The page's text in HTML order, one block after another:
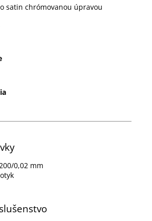
satin chrómovanou úpravou
0,02 mm